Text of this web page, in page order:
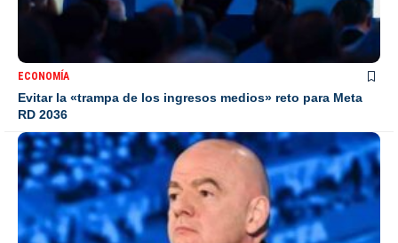
ECONOMÍA
Evitar la «trampa de los ingresos medios» reto para Meta
RD 2036